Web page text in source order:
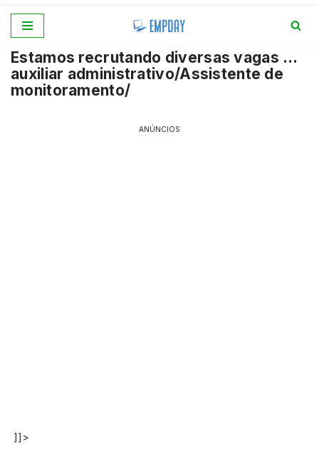
para
o
conteúdo
Estamos recrutando diversas vagas …
auxiliar administrativo/Assistente de
monitoramento/
ANÚNCIOS
]]>